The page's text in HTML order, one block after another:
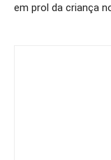
em prol da criança